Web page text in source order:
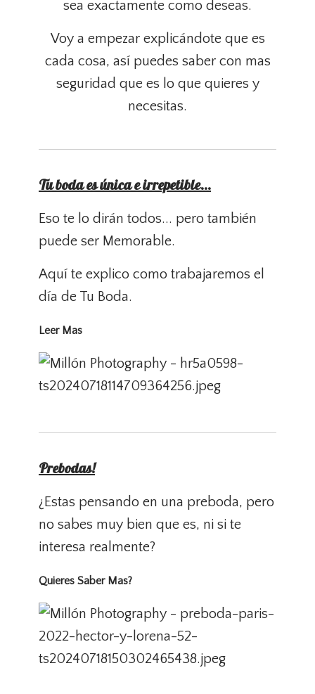
sea exactamente como deseas.
Voy a empezar explicándote que es
cada cosa, así puedes saber con mas
seguridad que es lo que quieres y
necesitas.
Tu boda es única e irrepetible...
Eso te lo dirán todos... pero también
puede ser Memorable.
Aquí te explico como trabajaremos el
día de Tu Boda.
Leer Mas
Prebodas!
¿Estas pensando en una preboda, pero
no sabes muy bien que es, ni si te
interesa realmente?
Quieres Saber Mas?